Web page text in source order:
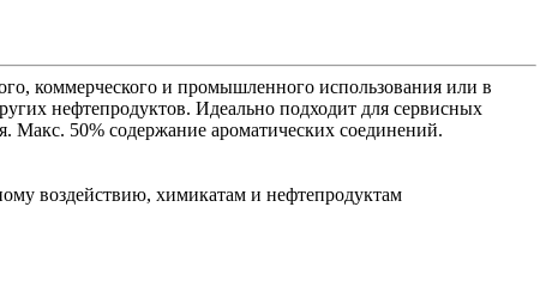
коммерческого и промышленного использования или в
нефтепродуктов. Идеально подходит для сервисных
Макс. 50% содержание ароматических соединений.
воздействию, химикатам и нефтепродуктам